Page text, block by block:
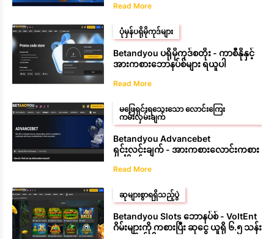
Read More
ပုံမှန်ပရိုမိုကုဒ်များ
Betandyou ပရိုမိုကုဒ်စတိုး - ကာစီနိုနှင့်
အားကစားဘောနပ်စ်များ ရယူပါ
Read More
မဖြေရှင်းရသေးသော လောင်းကြေး
ကမ်းလှမ်းချက်
Betandyou Advancebet
ရှင်းလင်းချက် - အားကစားလောင်းကစား
Read More
ဆုများစွာရရှိသည့်ပွဲ
Betandyou Slots ဘောနပ်စ် - VoltEnt
ဂိမ်းများကို ကစားပြီး ဆုငွေ ယူရို ၆.၅ သန်း